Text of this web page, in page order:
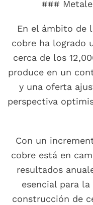
###
En el ámbito de
cobre ha logrado
cerca de los
produce en un
y una oferta
perspectiva
Con un
cobre está en
resultados
esencial para
construcción de